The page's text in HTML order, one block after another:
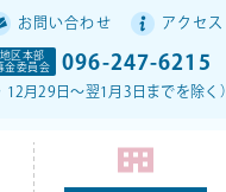
区本部
金委員会 096-247-6215
月29日～翌1月3日までを除く）
お問い合わせ アクセス